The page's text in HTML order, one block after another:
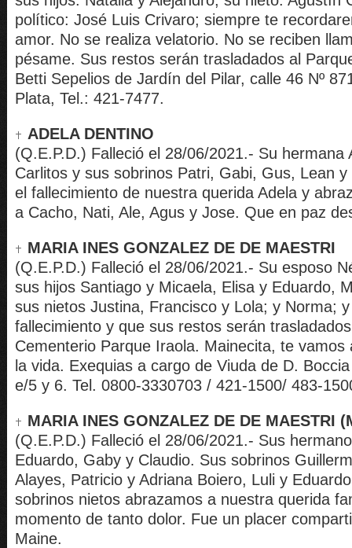
político: José Luis Crivaro; siempre te
amor. No se realiza velatorio. No se reciben
pésame. Sus restos serán trasladados al
Betti Sepelios de Jardín del Pilar, calle 46 Nº
Plata, Tel.: 421-7477.
ADELA DENTINO
(Q.E.P.D.) Falleció el 28/06/2021.- Su hermana
Carlitos y sus sobrinos Patri, Gabi, Gus, Lean
el fallecimiento de nuestra querida Adela y
a Cacho, Nati, Ale, Agus y Jose. Que en paz
MARIA INES GONZALEZ DE DE MAESTRI
(Q.E.P.D.) Falleció el 28/06/2021.- Su esposo
sus hijos Santiago y Micaela, Elisa y Eduardo,
sus nietos Justina, Francisco y Lola; y Norma;
fallecimiento y que sus restos serán
Cementerio Parque Iraola. Mainecita, te vamos
la vida. Exequias a cargo de Viuda de D.
e/5 y 6. Tel. 0800-3330703 / 421-1500/ 483-
MARIA INES GONZALEZ DE DE MAESTRI
(Q.E.P.D.) Falleció el 28/06/2021.- Sus
Eduardo, Gaby y Claudio. Sus sobrinos
Alayes, Patricio y Adriana Boiero, Luli y
sobrinos nietos abrazamos a nuestra querida
momento de tanto dolor. Fue un placer
Maine.